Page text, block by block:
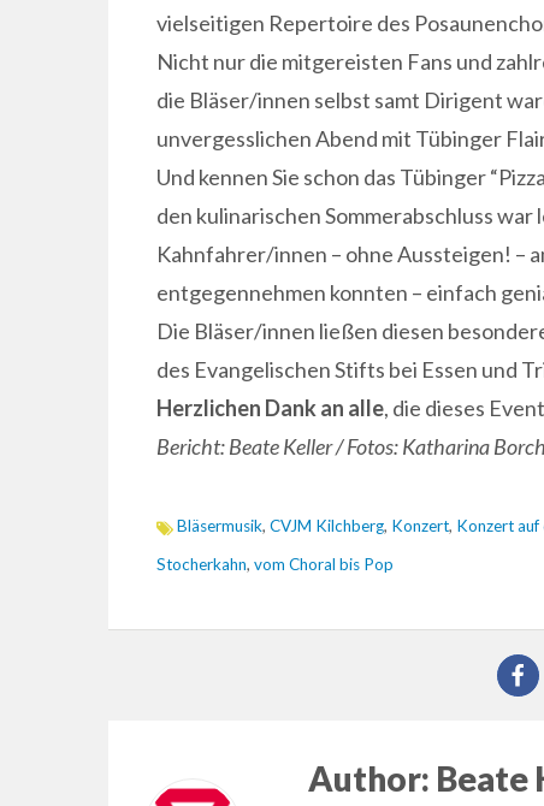
vielseitigen Repertoire des
Nicht nur die mitgereisten Fans und
die Bläser/innen selbst samt Dirigent
unvergesslichen Abend mit Tübinger
Und kennen Sie schon das Tübinger
den kulinarischen Sommerabschluss
Kahnfahrer/innen – ohne Aussteigen! –
entgegennehmen konnten – einfach
Die Bläser/innen ließen diesen
des Evangelischen Stifts bei Essen und
Herzlichen Dank an alle, die dieses
Bericht: Beate Keller / Fotos: Katharina
Bläsermusik, CVJM Kilchberg, Konzert, Konzert auf
Stocherkahn, vom Choral bis Pop
Author: Beate